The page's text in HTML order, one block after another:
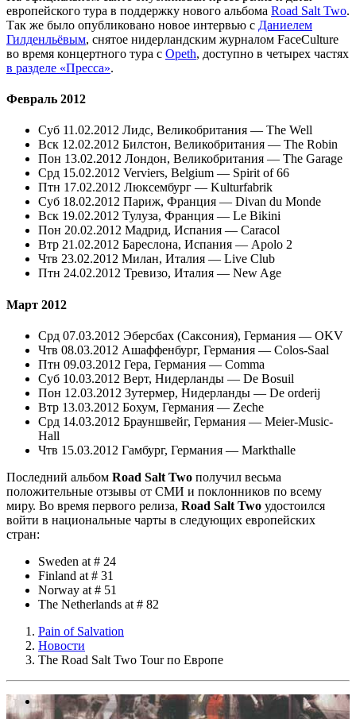
европейского тура в поддержку нового альбома Road Salt Two.
Так же было опубликовано новое интервью с Даниелем
Гилденльёвым, снятое нидерландским журналом FaceCulture
во время концертного тура с Opeth, доступно в четырех частях
в разделе «Пресса».
Февраль 2012
Суб 11.02.2012 Лидс, Великобритания — The Well
Вск 12.02.2012 Билстон, Великобритания — The Robin
Пон 13.02.2012 Лондон, Великобритания — The Garage
Срд 15.02.2012 Verviers, Belgium — Spirit of 66
Птн 17.02.2012 Люксембург — Kulturfabrik
Суб 18.02.2012 Париж, Франция — Divan du Monde
Вск 19.02.2012 Тулуза, Франция — Le Bikini
Пон 20.02.2012 Мадрид, Испания — Caracol
Втр 21.02.2012 Бареслона, Испания — Apolo 2
Чтв 23.02.2012 Милан, Италия — Live Club
Птн 24.02.2012 Тревизо, Италия — New Age
Март 2012
Срд 07.03.2012 Эберсбах (Саксония), Германия — OKV
Чтв 08.03.2012 Ашаффенбург, Германия — Colos-Saal
Птн 09.03.2012 Гера, Германия — Comma
Суб 10.03.2012 Верт, Нидерланды — De Bosuil
Пон 12.03.2012 Зутермер, Нидерланды — De orderij
Втр 13.03.2012 Бохум, Германия — Zeche
Срд 14.03.2012 Брауншвейг, Германия — Meier-Music-
Hall
Чтв 15.03.2012 Гамбург, Германия — Markthalle
Последний альбом Road Salt Two получил весьма
положительные отзывы от СМИ и поклонников по всему
миру. Во время первого релиза, Road Salt Two удостоился
войти в национальные чарты в следующих европейских
стран:
Sweden at # 24
Finland at # 31
Norway at # 51
The Netherlands at # 82
Pain of Salvation
Новости
The Road Salt Two Tour по Европе